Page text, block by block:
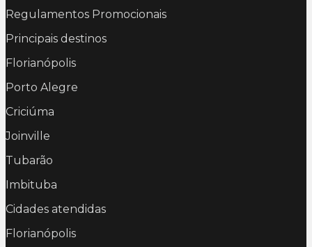
Regulamentos Promocionais
Principais destinos
Florianópolis
Porto Alegre
Criciúma
Joinville
Tubarão
Imbituba
Cidades atendidas
Florianópolis